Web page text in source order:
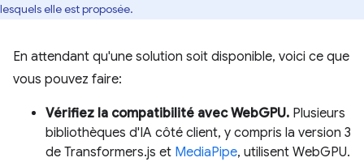
lesquels elle est proposée.
En attendant qu'une solution soit disponible, voici ce que
vous pouvez faire:
Vérifiez la compatibilité avec WebGPU. Plusieurs
bibliothèques d'IA côté client, y compris la version 3
de Transformers.js et MediaPipe, utilisent WebGPU.